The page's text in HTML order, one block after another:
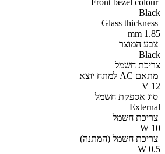
Front bezel colour
Black
Glass thickness
1.85 mm
צבע המוצר
Black
צריכת חשמל
מתאם AC למתח יוצא
12 V
סוג אספקת חשמל
External
צריכת חשמל
10 W
צריכת חשמל (המתנה)
0.5 W